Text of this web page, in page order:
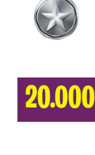
20.000